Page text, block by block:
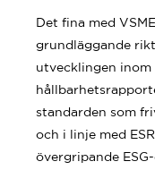
Det fina med
grundläggande
utvecklingen inom
standarden som
och i linje med
övergripande